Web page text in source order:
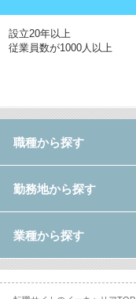
設立20年以上
従業員数が1000人以上
職種から探す
勤務地から探す
業種から探す